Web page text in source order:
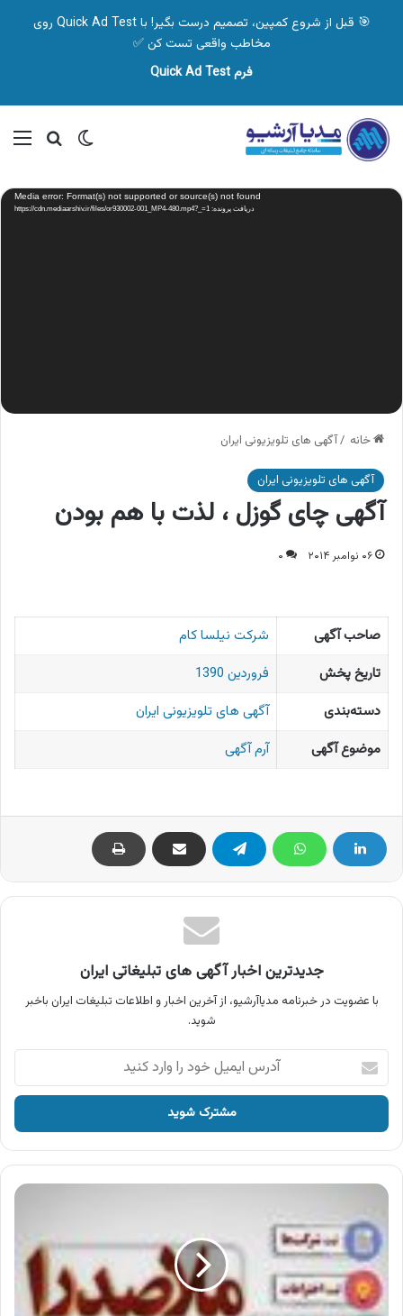
🎯 قبل از شروع کمپین، تصمیم درست بگیر! با Quick Ad Test روی
مخاطب واقعی تست کن ✅
فرم Quick Ad Test
تغییر پوسته
نمایشگر
ویدیو Media error: Format(s) not supported or source(s) not found
دریافت پرونده: https://cdn.mediaarshiv.ir/files/or930002-001_MP4-480.mp4?_=1
خانه /آگهی های تلویزیونی ایران
آگهی های تلویزیونی ایران
آگهی چای گوزل ، لذت با هم بودن
۰۶ نوامبر ۲۰۱۴ ۰
صاحب آگهی
شرکت نیلسا کام
تاریخ پخش
فروردین 1390
دسته‌بندی
آگهی های تلویزیونی ایران
موضوع آگهی
آرم آگهی
جدیدترین اخبار آگهی های تبلیغاتی ایران
با عضویت در خبرنامه مدیاآرشیو، از آخرین اخبار و اطلاعات تبلیغات ایران باخبر
شوید.
آدرس
ایمیل
خود
وارد
کنید
آگهی
ملاصدرا
مرکز
ثبت
شرکتها